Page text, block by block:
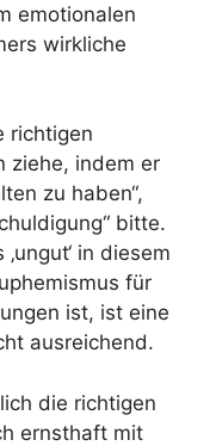
emotionalen
wirkliche
richtigen
ziehe, indem er
zu haben“,
bitte.
in diesem
für
ist, ist eine
ausreichend.
die richtigen
ernsthaft mit